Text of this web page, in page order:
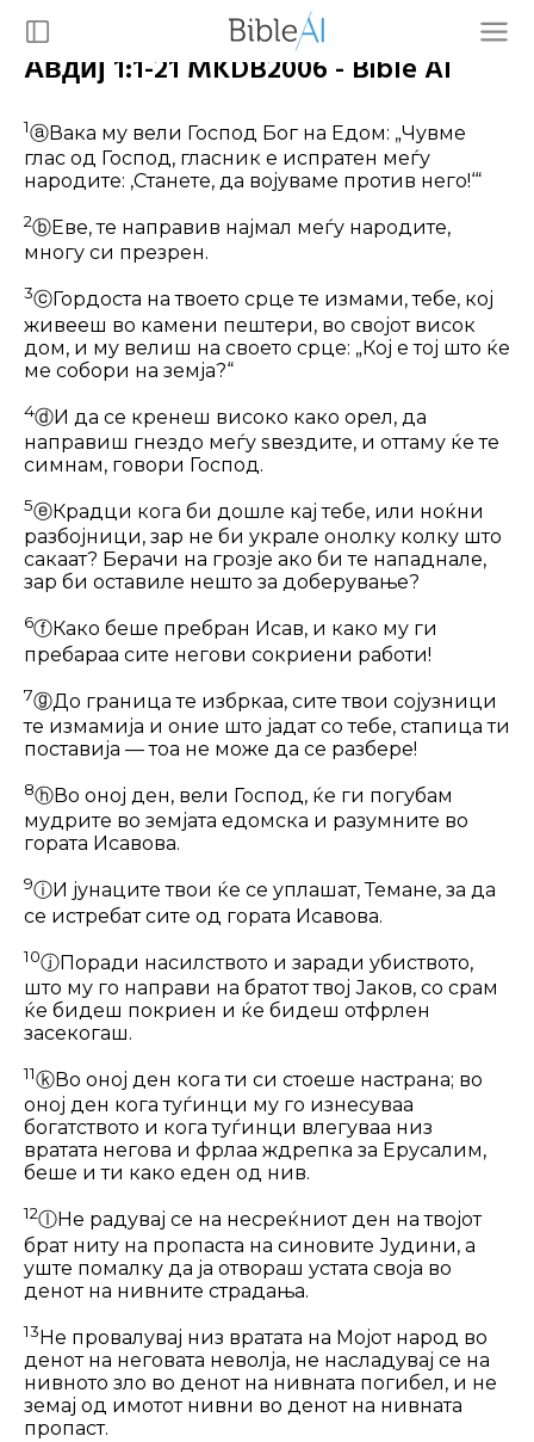
Авдиј 1:1-21 MKDB2006 - Bible AI
1ⓐВака му вели Господ Бог на Едом: „Чувме
глас од Господ, гласник е испратен меѓу
народите: ‚Станете, да војуваме против него!‘“
2ⓑЕве, те направив најмал меѓу народите,
многу си презрен.
3ⓒГордоста на твоето срце те измами, тебе, кој
живееш во камени пештери, во својот висок
дом, и му велиш на своето срце: „Кој е тој што ќе
ме собори на земја?“
4ⓓИ да се кренеш високо како орел, да
направиш гнездо меѓу ѕвездите, и оттаму ќе те
симнам, говори Господ.
5ⓔКрадци кога би дошле кај тебе, или ноќни
разбојници, зар не би украле онолку колку што
сакаат? Берачи на грозје ако би те нападнале,
зар би оста­виле нешто за доберување?
6ⓕКако беше пребран Исав, и како му ги
пребараа сите негови сокриени ра­боти!
7ⓖДо граница те избркаа, сите твои со­јузници
те измамија и оние што јадат со тебе, стапица ти
поставија — тоа не мо­же да се разбере!
8ⓗВо оној ден, вели Господ, ќе ги по­губам
мудрите во земјата едомска и раз­умните во
гората Исавова.
9ⓘИ јунаците твои ќе се уплашат, Те­мане, за да
се истребат сите од гората Исавова.
10ⓙПоради насилството и заради убис­твото,
што му го направи на братот твој Јаков, со срам
ќе бидеш покриен и ќе бидеш отфрлен
засекогаш.
11ⓚВо оној ден кога ти си стоеше на­страна; во
оној ден кога туѓинци му го изнесуваа
богатството и кога туѓинци влегуваа низ
вратата негова и фрлаа ждрепка за Ерусалим,
беше и ти како еден од нив.
12ⓛНе радувај се на несреќниот ден на твојот
брат ниту на пропаста на сино­вите Јудини, а
уште помалку да ја отвораш устата своја во
денот на нивните страдања.
13Не провалувај низ вратата на Мојот народ во
денот на неговата неволја, не насладувај се на
нивното зло во денот на нивната погибел, и не
земај од имотот нивни во денот на нивната
пропаст.